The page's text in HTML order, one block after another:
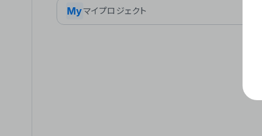
Myマイプロジェクト